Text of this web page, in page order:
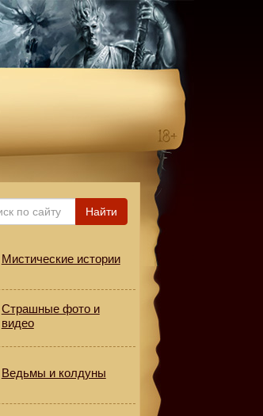
Найти
Мистические истории
Страшные фото и
видео
Ведьмы и колдуны